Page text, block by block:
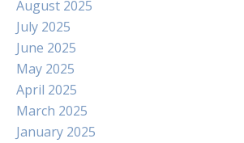
August 2025
July 2025
June 2025
May 2025
April 2025
March 2025
January 2025